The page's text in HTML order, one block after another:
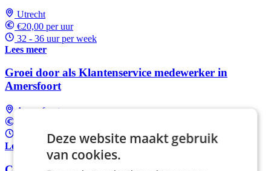
Utrecht
€20,00 per uur
32 - 36 uur per week
Lees meer
Groei door als Klantenservice medewerker in
Amersfoort
Amersfoort
24 - 32 uur per week
Lees meer
Deze website maakt gebruik
van cookies.